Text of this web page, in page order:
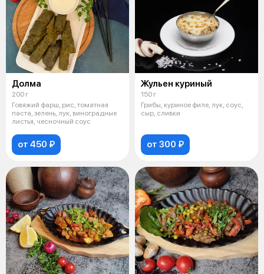
Долма
200 г
Говяжий фарш, рис, томатная
паста, зелень, лук, виноградные
листья, чесночный соус
от 450 ₽
Жульен куриный
150 г
Грибы, куриное филе, лук, соус,
сыр, сливки
от 300 ₽